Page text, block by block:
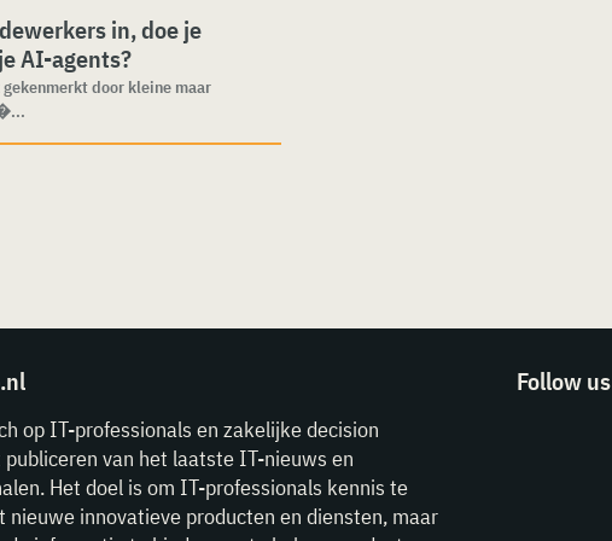
in, doe je
AI-agents?
door kleine maar
op IT-professionals en zakelijke decision
van het laatste IT-nieuws en
Het doel is om IT-professionals kennis te
nieuwe innovatieve producten en diensten, maar
Follow us